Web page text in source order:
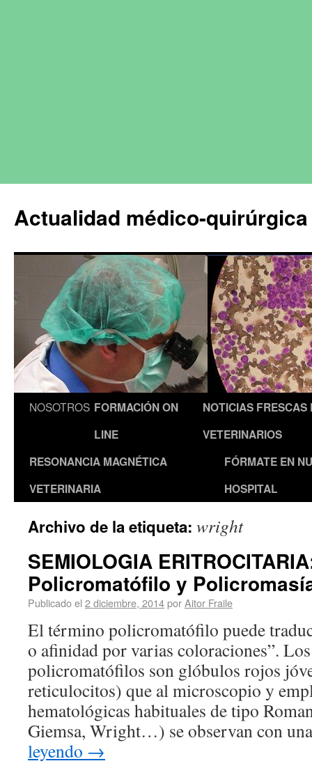
Actualidad médico-
NOSOTROS FORMACIÓN ON
LINE
NOTICIAS FRESCAS
VETERINARIOS
RESONANCIA MAGNÉTICA
VETERINARIA
FÓRMATE EN
HOSPITAL
Archivo de la etiqueta: wright
SEMIOLOGIA
Policromatófilo y
Publicado el 2 diciembre, 2014porAitor Fraile
El término policromatófilo puede
o afinidad por varias coloraciones”.
policromatófilos son glóbulos rojos
reticulocitos) que al microscopio y
hematológicas habituales de tipo
Giemsa, Wright…) se observan con
leyendo →